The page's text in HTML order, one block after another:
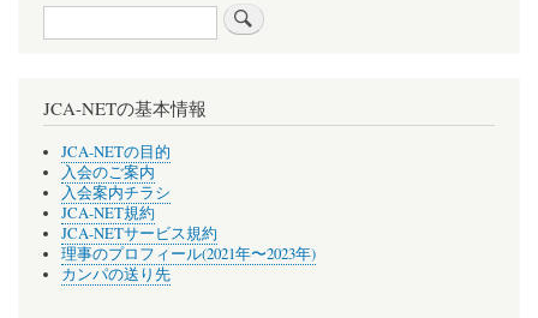
Search
JCA-NETの基本情報
JCA-NETの目的
入会のご案内
入会案内チラシ
JCA-NET規約
JCA-NETサービス規約
理事のプロフィール(2021年〜2023年)
カンパの送り先